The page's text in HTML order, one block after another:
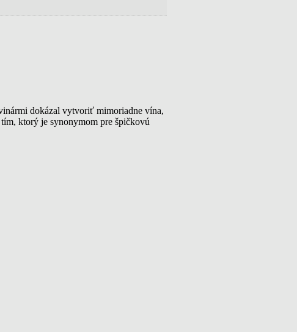
dokázal vytvoriť mimoriadne vína,
ktorý je synonymom pre špičkovú